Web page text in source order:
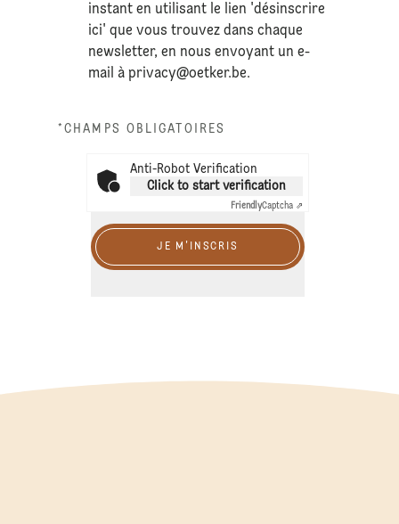
instant en utilisant le lien 'désinscrire
ici' que vous trouvez dans chaque
newsletter, en nous envoyant un e-
mail àprivacy@oetker.be.
*CHAMPS OBLIGATOIRES
Anti-Robot Verification
Click to start verification
FriendlyCaptcha ⇗
JE M'INSCRIS